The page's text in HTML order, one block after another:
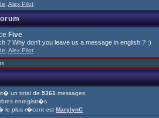
Alex Pilot
Five
? Why don't you leave us a message in english ? :)
Alex Pilot
un total de 5361 messages
enregistr�s
le plus r�cent est MarylynC